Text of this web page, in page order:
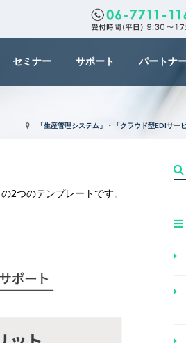
セミナー サポート パートナ
「生産管理システム」・「クラウド型EDIサー
2つのテンプレートです。
索